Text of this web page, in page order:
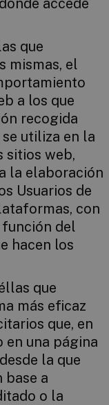
accede
que
mismas, el
a los que
recogida
utiliza en la
sitios web,
la elaboración
Usuarios de
con
del
hacen los
que
más eficaz
que, en
en una página
la que
base a
o la